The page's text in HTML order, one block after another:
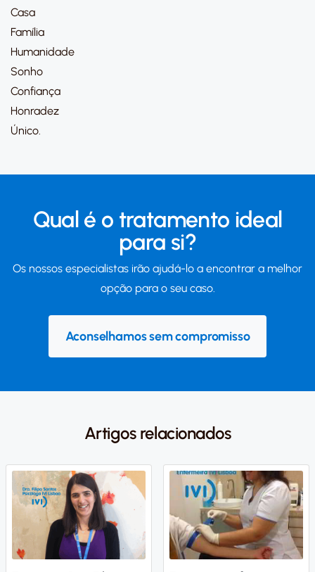
Casa
Família
Humanidade
Sonho
Confiança
Honradez
Único.
Qual é o tratamento ideal
para si?
Os nossos especialistas irão ajudá-lo a encontrar a melhor
opção para o seu caso.
Aconselhamos sem compromisso
Artigos relacionados